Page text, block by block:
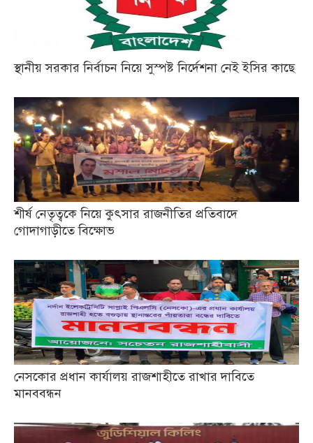
স্থানীয় সরকার নির্বাচন নিয়ে সুস্পষ্ট নির্দেশনা নেই ইসির কাছে
শীর্ষ নেতৃত্বকে নিয়ে কুৎসার রাজনীতির প্রতিবাদে
গোদাগাড়ীতে বিক্ষোভ
নেসকোর প্রধান কার্যালয় রাজশাহীতে রাখার দাবিতে
মানববন্ধন